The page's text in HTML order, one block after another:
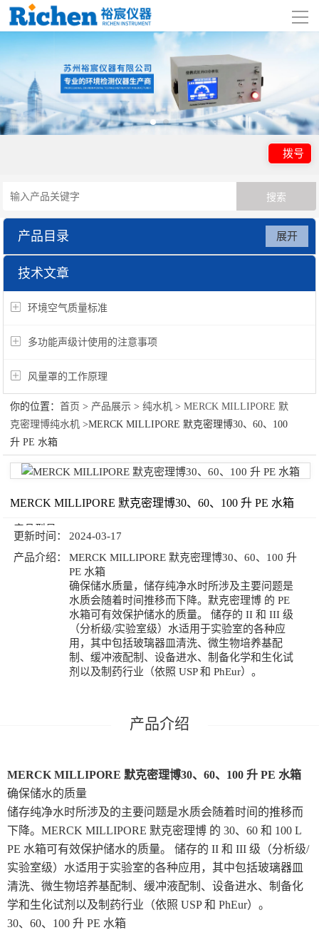
导
航
网站首页
关于我们
产品展示
资讯中心
联系我们
拨号
产品目录
纯水机
展开
技术文章
环境空气质量标准
多功能声级计使用的注意事项
风量罩的工作原理
你的位置：首页 > 产品展示 >纯水机 >MERCK MILLIPORE 默
克密理博纯水机 >MERCK MILLIPORE 默克密理博30、60、100
升 PE 水箱
MERCK MILLIPORE 默克密理博30、60、100 升 PE 水箱
产品型号：
更新时间：
2024-03-17
产品介绍：
MERCK MILLIPORE 默克密理博30、60、100 升
PE 水箱
确保储水质量，储存纯净水时所涉及主要问题是
水质会随着时间推移而下降。默克密理博 的 PE
水箱可有效保护储水的质量。 储存的 II 和 III 级
（分析级/实验室级）水适用于实验室的各种应
用，其中包括玻璃器皿清洗、微生物培养基配
制、缓冲液配制、设备进水、制备化学和生化试
剂以及制药行业（依照 USP 和 PhEur）。
MERCK MILLIPORE 默克密理博30、60、100 升 PE 水箱
确保储水的质量
储存纯净水时所涉及的主要问题是水质会随着时间的推移而
下降。MERCK MILLIPORE 默克密理博 的 30、60 和 100 L
PE 水箱可有效保护储水的质量。 储存的 II 和 III 级（分析级/
实验室级）水适用于实验室的各种应用，其中包括玻璃器皿
清洗、微生物培养基配制、缓冲液配制、设备进水、制备化
学和生化试剂以及制药行业（依照 USP 和 PhEur）。
30、60、100 升 PE 水箱